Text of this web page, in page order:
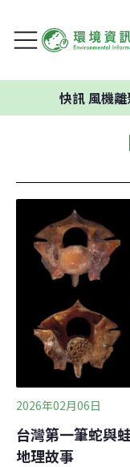
風機離聚落、
2026年02月06日
台灣第一筆蛇與
地理故事